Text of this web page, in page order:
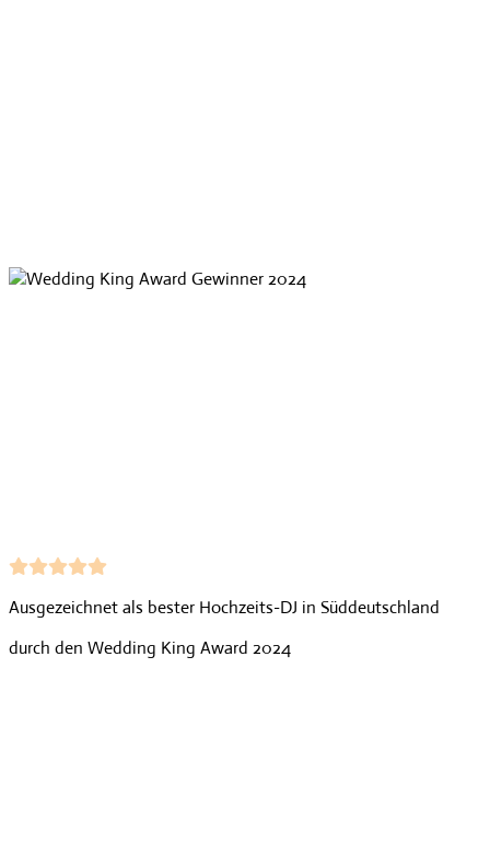
Ausgezeichnet als bester Hochzeits-DJ in Süddeutschland
durch den Wedding King Award 2024